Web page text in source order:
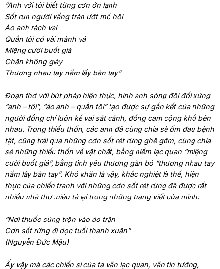
“Anh với tôi biết từng cơn ớn lạnh
Sốt run người vầng trán ướt mồ hôi
Áo anh rách vai
Quần tôi có vài mảnh vá
Miệng cười buốt giá
Chân không giày
Thương nhau tay nắm lấy bàn tay”
Đoạn thơ với bút pháp hiện thực, hình ảnh sóng đôi đối xứng
“anh – tôi”, “áo anh – quần tôi” tạo được sự gắn kết của những
người đồng chí luôn kề vai sát cánh, đồng cam cộng khổ bên
nhau. Trong thiếu thốn, các anh đã cùng chia sẻ ốm đau bệnh
tật, cũng trải qua những cơn sốt rét rừng ghê gớm, cùng chia
sẻ những thiếu thốn về vật chất, bằng niềm lạc quan “miệng
cười buốt giá”, bằng tình yêu thương gắn bó “thương nhau tay
nắm lấy bàn tay”. Khó khăn là vậy, khắc nghiệt là thế, hiện
thực của chiến tranh với những cơn sốt rét rừng đã được rất
nhiều nhà thơ miêu tả lại trong những trang viết của mình:
“Nơi thuốc súng trộn vào áo trận
Cơn sốt rừng đi dọc tuổi thanh xuân”
(Nguyễn Đức Mậu)
Ấy vậy mà các chiến sĩ của ta vẫn lạc quan, vẫn tin tưởng,